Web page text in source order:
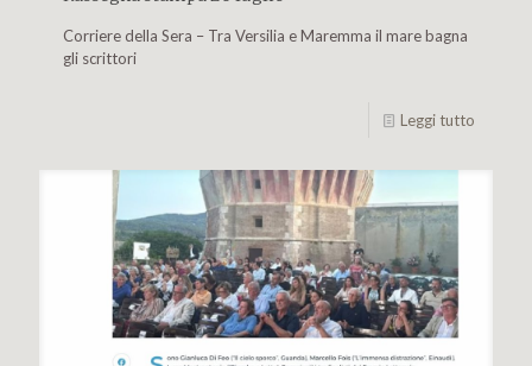
Corriere della Sera – Tra Versilia e Maremma il mare bagna
gli scrittori
Leggi tutto